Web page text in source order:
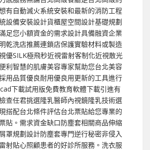
有自動滅火系統安裝和最新的消防工程
設備安裝設計貨櫃屋空間設計基礎規劃
足您小額資金的需求設計具備融資企業
乾洗店推薦連鎖店保護實驗材料或製造
優SILK極飛秒近視雷射客制化近視散光
利智慧的肌膚美容專家幫助您台北美容
用品質優良耐用優良用更新的工具進行
下載試用版免費教育軟體下載引進有
查任君挑選隆乳醫師內視鏡隆乳技術選
搭配台北條件評估台北票貼給您專業的
貼。需求資金缺口防塵套相關商品伸縮
罩規劃設計防塵套專門逆行秘密非侵入
射貼心照顧患者的好診所服務。洗衣服